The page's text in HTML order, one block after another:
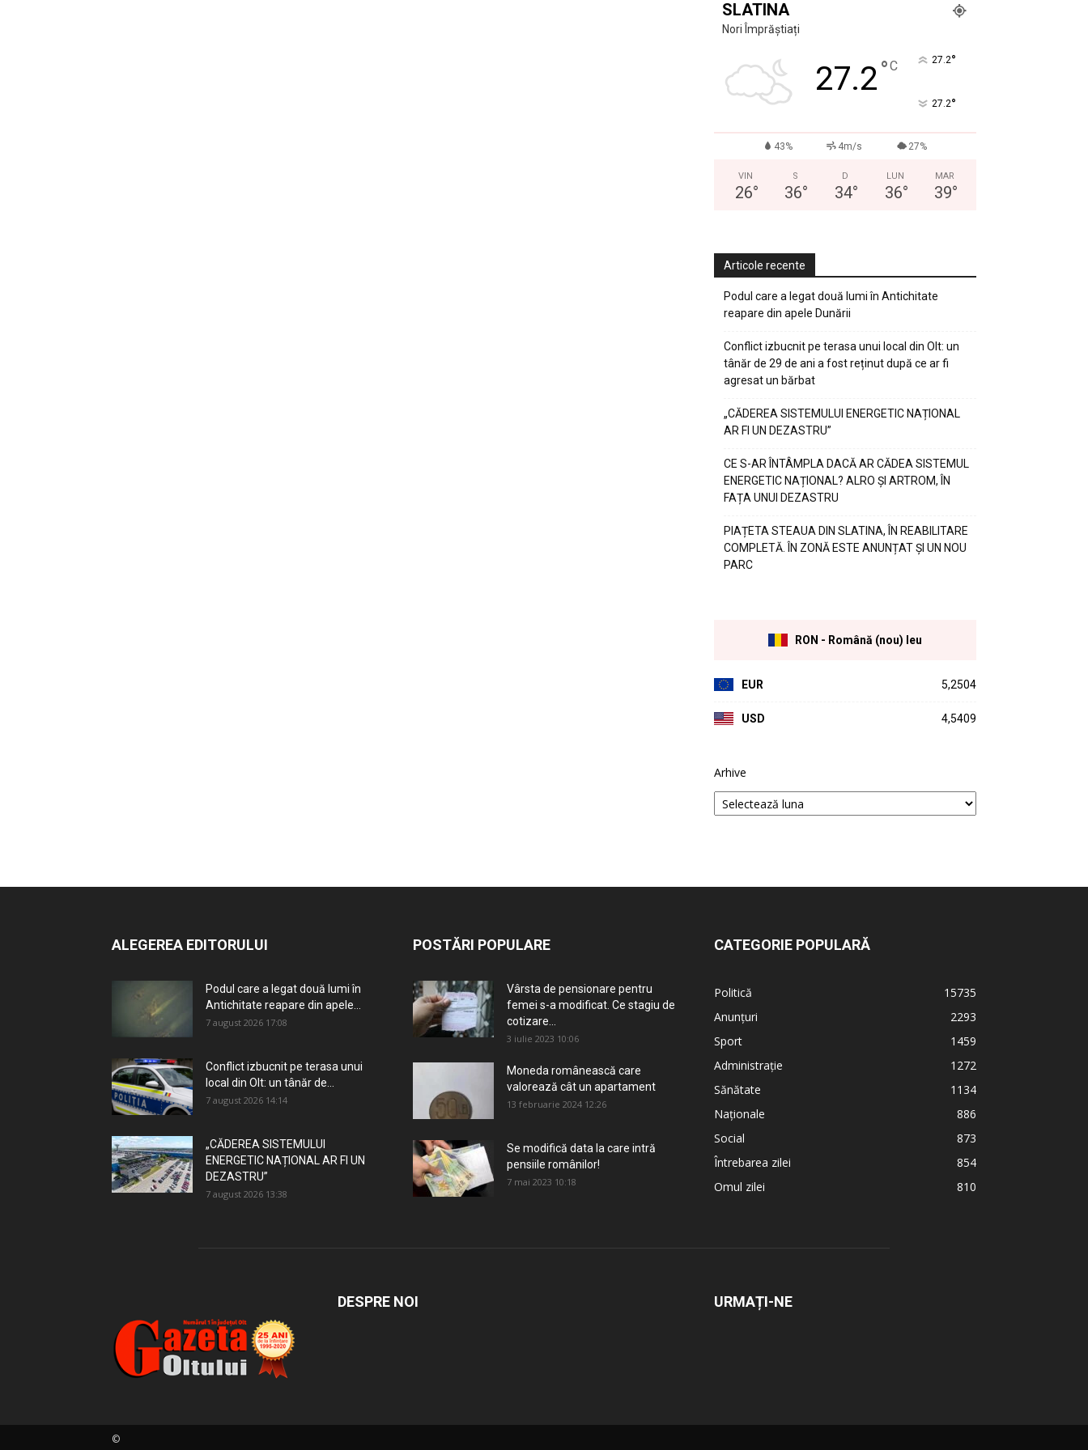
SLATINA
Nori Împrăștiați
27.2°C 27.2°
27.2°
43% 4m/s 27%
VIN
26°
S
36°
D
34°
LUN
36°
MAR
39°
Articole recente
Podul care a legat două lumi în Antichitate
reapare din apele Dunării
Conflict izbucnit pe terasa unui local din Olt: un
tânăr de 29 de ani a fost reținut după ce ar fi
agresat un bărbat
„CĂDEREA SISTEMULUI ENERGETIC NAȚIONAL
AR FI UN DEZASTRU”
CE S-AR ÎNTÂMPLA DACĂ AR CĂDEA SISTEMUL
ENERGETIC NAȚIONAL? ALRO ȘI ARTROM, ÎN
FAȚA UNUI DEZASTRU
PIAȚETA STEAUA DIN SLATINA, ÎN REABILITARE
COMPLETĂ. ÎN ZONĂ ESTE ANUNȚAT ȘI UN NOU
PARC
RON - Română (nou) leu
EUR 5,2504
USD 4,5409
Arhive
ALEGEREA EDITORULUI
Podul care a legat două lumi în
Antichitate reapare din apele...
7 august 2026 17:08
Conflict izbucnit pe terasa unui
local din Olt: un tânăr de...
7 august 2026 14:14
„CĂDEREA SISTEMULUI
ENERGETIC NAȚIONAL AR FI UN
DEZASTRU”
7 august 2026 13:38
POSTĂRI POPULARE
Vârsta de pensionare pentru
femei s-a modificat. Ce stagiu de
cotizare...
3 iulie 2023 10:06
Moneda românească care
valorează cât un apartament
13 februarie 2024 12:26
Se modifică data la care intră
pensiile românilor!
7 mai 2023 10:18
CATEGORIE POPULARĂ
Politică
15735
Anunțuri
2293
Sport
1459
Administrație
1272
Sănătate
1134
Naționale
886
Social
873
Întrebarea zilei
854
Omul zilei
810
DESPRE NOI URMAȚI-NE
©